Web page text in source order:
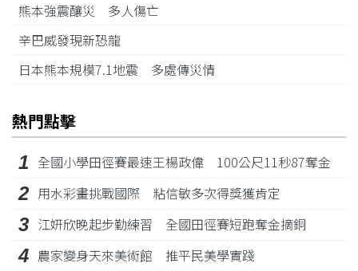
熊本強震釀災 多人傷亡
辛巴威發現新恐龍
日本熊本規模7.1地震 多處傳災情
熱門點擊
1 全國小學田徑賽最速王楊政偉 100公尺11秒87奪金
2 用水彩畫挑戰國際 粘信敏多次得獎獲肯定
3 江姸欣晚起步勤練習 全國田徑賽短跑奪金摘銅
4 農家變身天來美術館 推平民美學實踐